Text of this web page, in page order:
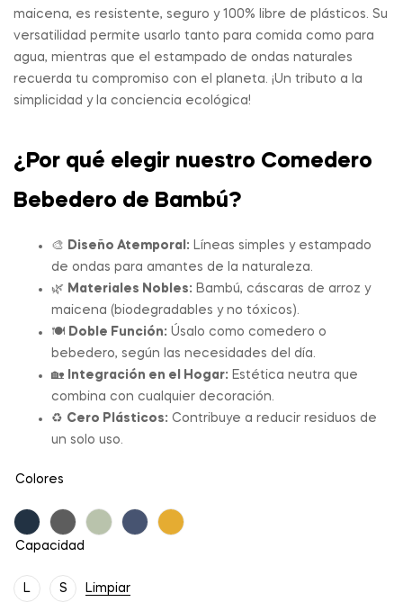
maicena, es resistente, seguro y 100% libre de plásticos. Su
versatilidad permite usarlo tanto para comida como para
agua, mientras que el estampado de ondas naturales
recuerda tu compromiso con el planeta. ¡Un tributo a la
simplicidad y la conciencia ecológica!
¿Por qué elegir nuestro Comedero
Bebedero de Bambú?
🎨 Diseño Atemporal: Líneas simples y estampado
de ondas para amantes de la naturaleza.
🌿 Materiales Nobles: Bambú, cáscaras de arroz y
maicena (biodegradables y no tóxicos).
🍽️ Doble Función: Úsalo como comedero o
bebedero, según las necesidades del día.
🏡
Integración en el Hogar: Estética neutra que
combina con cualquier decoración.
♻️ Cero Plásticos: Contribuye a reducir residuos de
un solo uso.
Colores
Capacidad
L S Limpiar